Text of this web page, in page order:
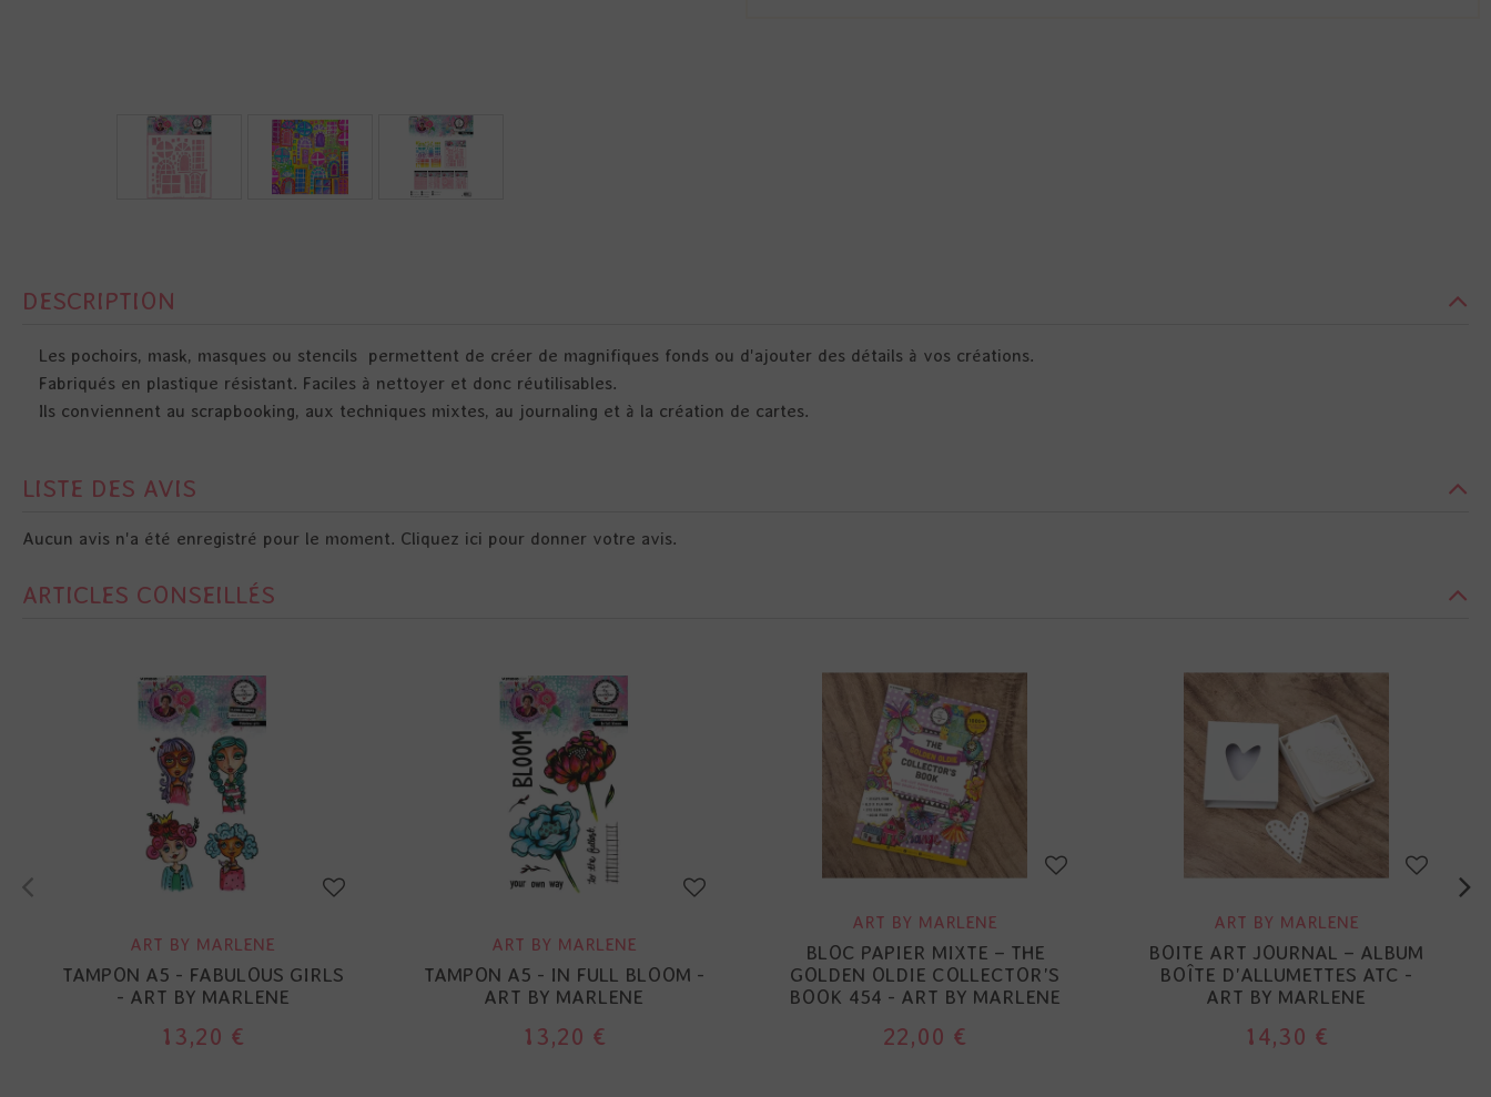
DESCRIPTION
Les pochoirs, mask, masques ou stencils permettent de créer de magnifiques fonds ou d'ajouter des détails à vos créations.
Fabriqués en plastique résistant. Faciles à nettoyer et donc réutilisables.
Ils conviennent au scrapbooking, aux techniques mixtes, au journaling et à la création de cartes.
LISTE DES AVIS
Aucun avis n'a été enregistré pour le moment. Cliquez ici pour donner votre avis.
ARTICLES CONSEILLÉS
ART BY MARLENE
TAMPON A5 - FABULOUS GIRLS
- ART BY MARLENE
13,20 €
ART BY MARLENE
TAMPON A5 - IN FULL BLOOM -
ART BY MARLENE
13,20 €
ART BY MARLENE
BLOC PAPIER MIXTE – THE
GOLDEN OLDIE COLLECTOR'S
BOOK 454 - ART BY MARLENE
22,00 €
ART BY MARLENE
BOITE ART JOURNAL – ALBUM
BOÎTE D'ALLUMETTES ATC -
ART BY MARLENE
14,30 €